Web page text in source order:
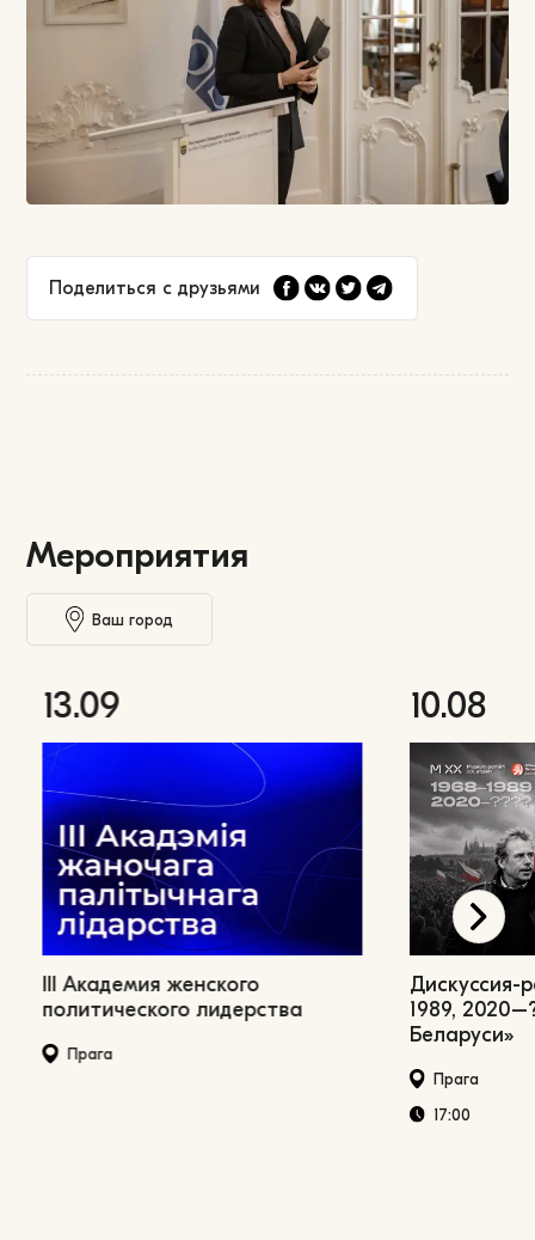
Поделиться с друзьями
Мероприятия
Ваш город
13.09
III Академия женского
политического лидерства
Прага
10.08
Дискуссия-
1989,
Беларуси»
Прага
17:00